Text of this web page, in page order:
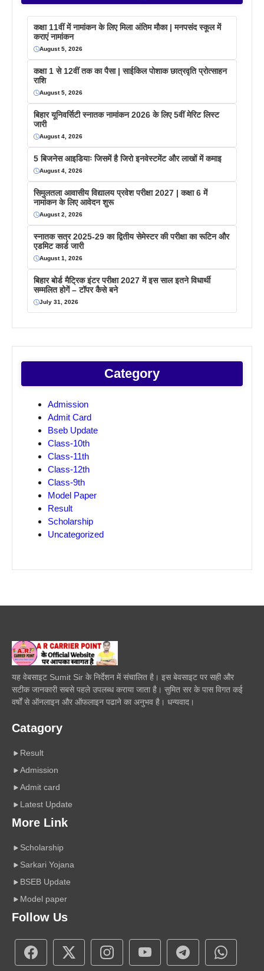
कक्षा 11वीं में नामांकन के लिए मिला अंतिम मौका | मनपसंद स्कूल में
कराएं नामांकन
August 5, 2026
कक्षा 1 से 12वीं तक का पैसा | साईकिल पोशाक छात्रवृति प्रोत्साहन
राशि
August 5, 2026
बिहार यूनिवर्सिटी स्नातक नामांकन 2026 के लिए 5वीं मेरिट लिस्ट
जारी
August 4, 2026
5 बिजनेस आइडियाः जिसमें है जिरो इनवेस्टमेंट और लाखों में कमाइ
August 4, 2026
सिमुलतला आवासीय विद्यालय प्रवेश परीक्षा 2027 | कक्षा 6 में
नामांकन के लिए आवेदन शुरू
August 2, 2026
स्नातक सत्र 2025-29 का द्वितीय सेमेस्टर की परीक्षा का रूटिन और
एडमिट कार्ड जारी
August 1, 2026
बिहार बोर्ड मैट्रिक इंटर परीक्षा 2027 में इस साल इतने विधार्थी
सम्मलित होगें – टॉपर कैसे बने
July 31, 2026
Category
Admission
Admit Card
Bseb Update
Class-10th
Class-11th
Class-12th
Class-9th
Model Paper
Result
Scholarship
Uncategorized
यह वेबसाइट Sumit Sir के निर्देशन में संचालित है। इस बेवसाइट पर सही और
सटीक जानकारी सबसे पहले उपलब्ध कराया जाता है। सुमित सर के पास विगत कई
वर्षों से ऑनलाइन और ऑफलाइन पढाने का अनुभव है। धन्यवाद।
Catagory
Result
Admission
Admit card
Latest Update
More Link
Scholarship
Sarkari Yojana
BSEB Update
Model paper
Follow Us